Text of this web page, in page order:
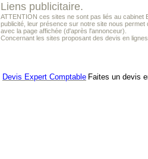
Liens publicitaire.
ATTENTION ces sites ne sont pas liés au cabinet
publicité, leur présence sur notre site nous
avec la page affichée (d'après l'annonceur).
Concernant les sites proposant des devis en
Devis Expert Comptable Faites un devis